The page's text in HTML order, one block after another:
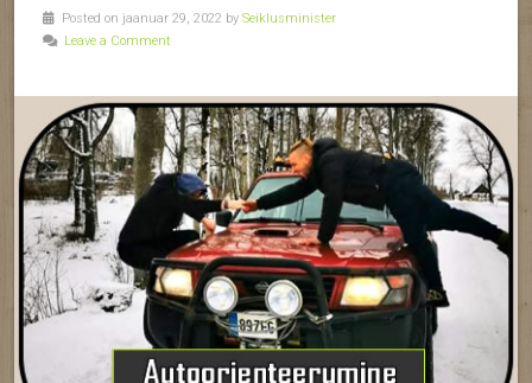
Posted on jaanuar 29, 2022 by Seiklusminister
Leave a Comment